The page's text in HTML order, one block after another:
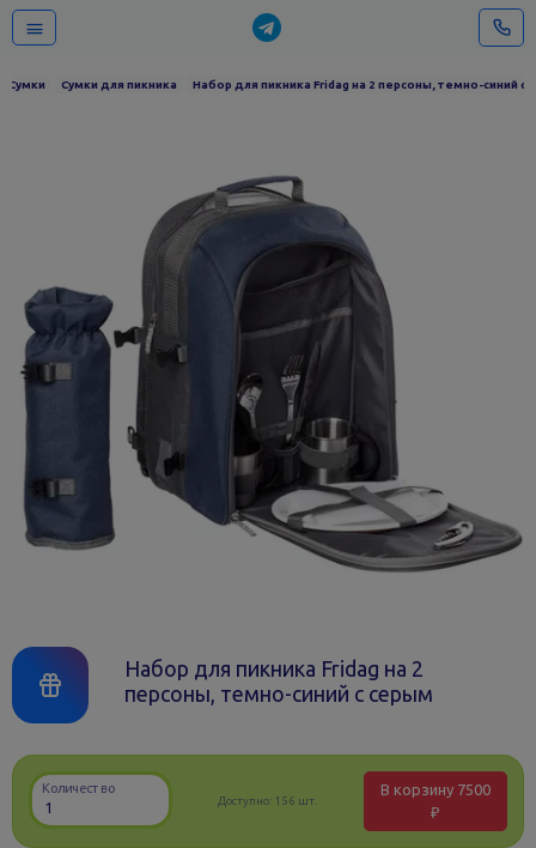
Сумки Сумки для пикника Набор для пикника Fridag на 2 персоны, темно-синий с
Набор для пикника Fridag на 2
персоны, темно-синий с серым
Количество
Доступно: 156 шт.
В корзину 7500
₽